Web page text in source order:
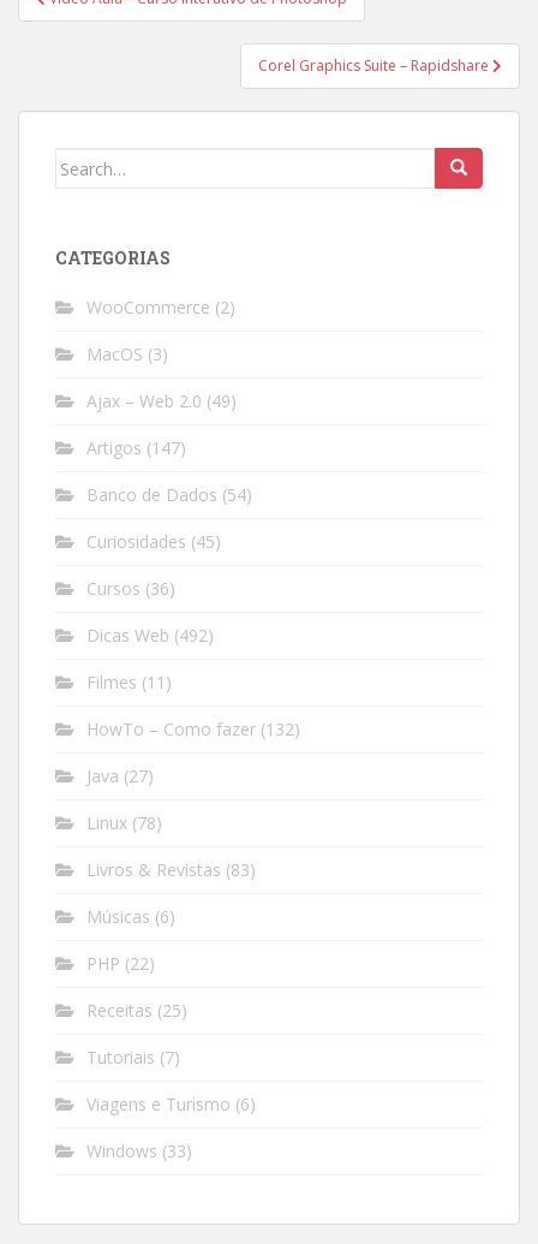
navigation
Corel Graphics Suite – Rapidshare
Search
CATEGORIAS
WooCommerce (2)
MacOS (3)
Ajax – Web 2.0 (49)
Artigos (147)
Banco de Dados (54)
Curiosidades (45)
Cursos (36)
Dicas Web (492)
Filmes (11)
HowTo – Como fazer (132)
Java (27)
Linux (78)
Livros & Revistas (83)
Músicas (6)
PHP (22)
Receitas (25)
Tutoriais (7)
Viagens e Turismo (6)
Windows (33)